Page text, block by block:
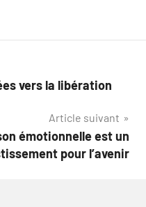
vers la libération
Article suivant
émotionnelle est un
pour l’avenir